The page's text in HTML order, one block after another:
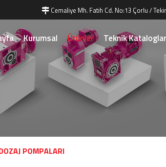
Cemaliye Mh. Fatih Cd. No:13 Çorlu /
Kurumsal Ürünler Teknik Kataloglar
POMPALARI